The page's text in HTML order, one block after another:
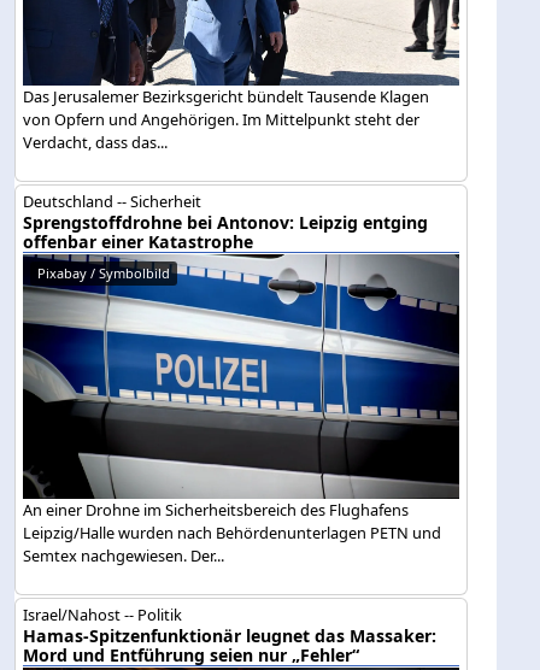
Das Jerusalemer Bezirksgericht bündelt Tausende Klagen
von Opfern und Angehörigen. Im Mittelpunkt steht der
Verdacht, dass das...
Deutschland -- Sicherheit
Sprengstoffdrohne bei Antonov: Leipzig entging
offenbar einer Katastrophe
Pixabay / Symbolbild
An einer Drohne im Sicherheitsbereich des Flughafens
Leipzig/Halle wurden nach Behördenunterlagen PETN und
Semtex nachgewiesen. Der...
Israel/Nahost -- Politik
Hamas-Spitzenfunktionär leugnet das Massaker:
Mord und Entführung seien nur „Fehler“